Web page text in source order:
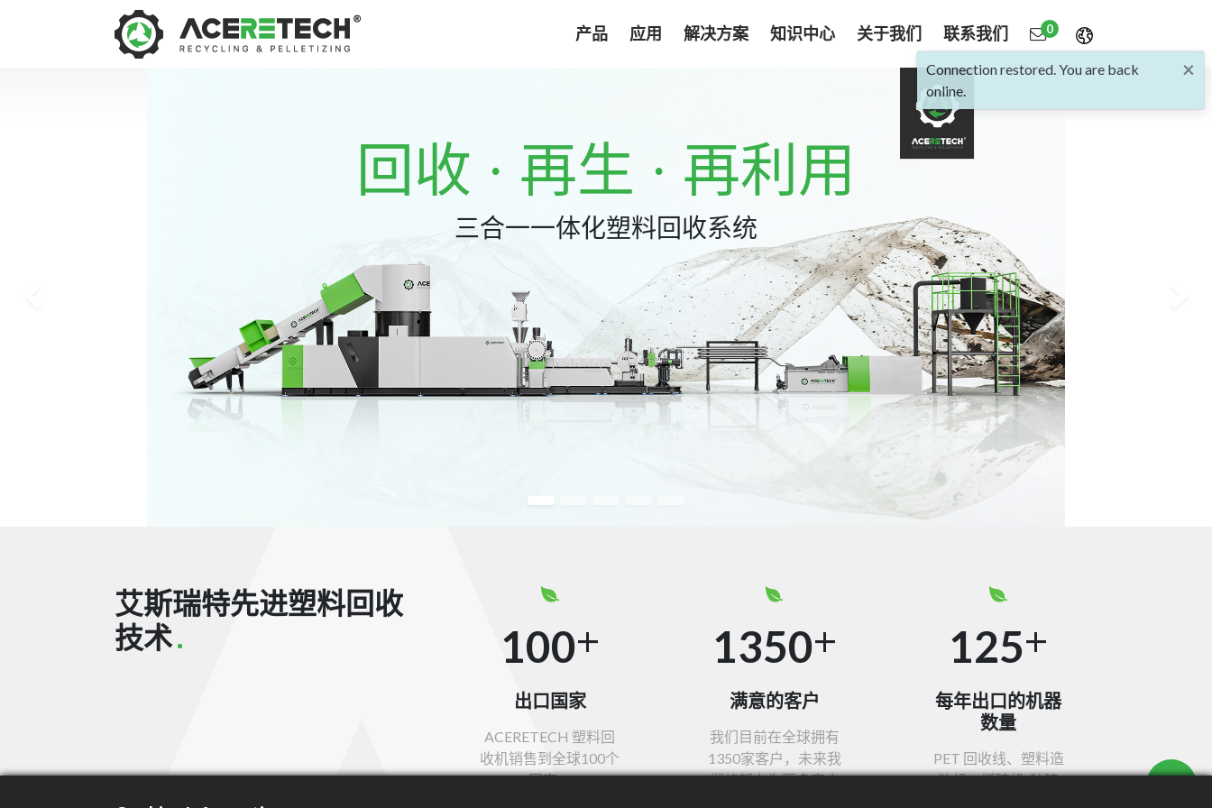
产品 应用 解决方案 知识中心 关于我们 联系我们 0
回收 · 再生 · 再利用
三合一一体化塑料回收系统
艾斯瑞特先进塑料回收
技术
100+
出口国家
ACERETECH 塑料回
收机销售到全球100个
国家。
1350+
满意的客户
我们目前在全球拥有
1350家客户，未来我
们将努力为更多客户
125+
每年出口的机器
数量
PET 回收线、塑料造
粒机、撕碎机/破碎
×
Connection restored. You are back
online.